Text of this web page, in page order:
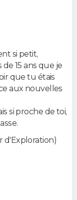
si petit,
de 15 ans que je
que tu étais
aux nouvelles
si proche de toi,
d'Exploration)